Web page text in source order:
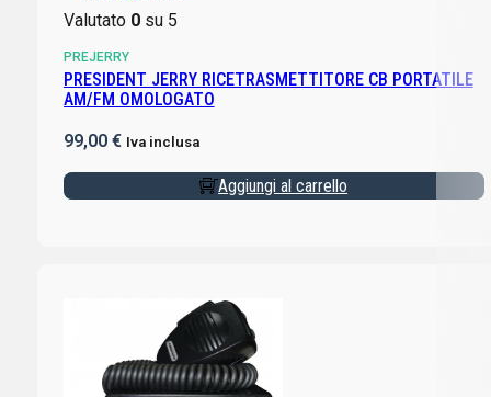
Valutato 0su 5
PREJERRY
PRESIDENT JERRY RICETRASMETTITORE CB PORTATILE
AM/FM OMOLOGATO
99,00 € Iva inclusa
Aggiungi al carrello